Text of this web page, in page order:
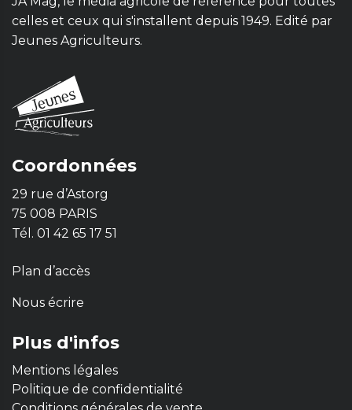
celles et ceux qui s'installent depuis 1949. Edité par
Jeunes Agriculteurs.
Coordonnées
29 rue d’Astorg
75 008 PARIS
Tél. 01 42 65 17 51
Plan d’accès
Nous écrire
Plus d'infos
Mentions légales
Politique de confidentialité